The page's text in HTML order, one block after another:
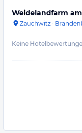
Weidelandfarm
Zauchwitz ·
Keine